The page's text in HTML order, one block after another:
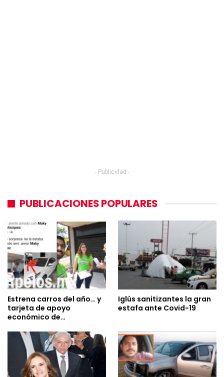
- Publicidad -
PUBLICACIONES POPULARES
Estrena carros del año… y
tarjeta de apoyo
económico de…
Iglús sanitizantes la gran
estafa ante Covid-19